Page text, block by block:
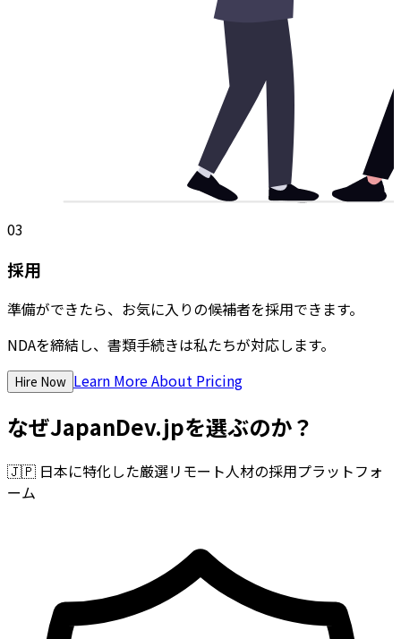
03
採用
準備ができたら、お気に入りの候補者を採用できます。
NDAを締結し、書類手続きは私たちが対応します。
Hire Now Learn More About Pricing
なぜJapanDev.jpを選ぶのか？
🇯🇵 日本に特化した厳選リモート人材の採用プラットフォ
ーム